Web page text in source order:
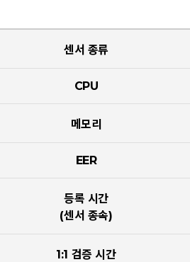
센서 종류
CPU
메모리
EER
등록 시간
(센서 종속)
1:1 검증 시간